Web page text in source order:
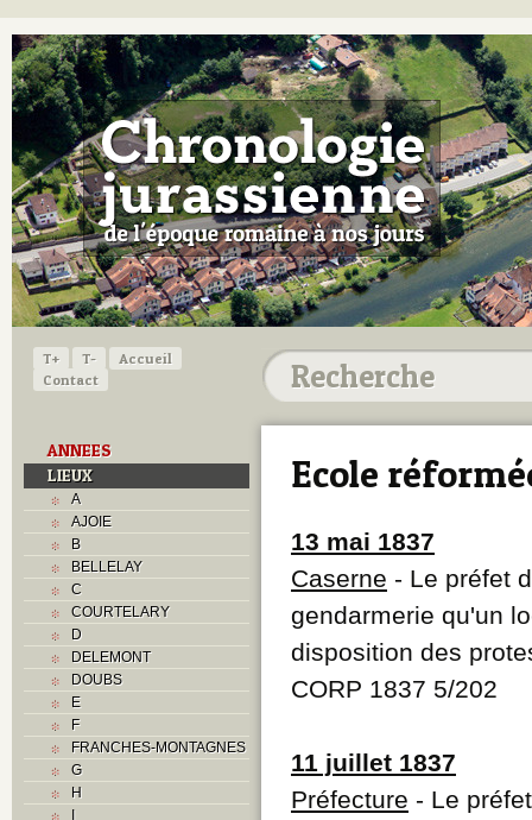
T+ T-
Accueil
Contact
ANNEES
LIEUX
A
AJOIE
B
BELLELAY
C
COURTELARY
D
DELEMONT
DOUBS
E
F
FRANCHES-MONTAGNES
G
H
I
Ecole
13 mai 1837
Caserne - Le préfet
gendarmerie qu'un
disposition des
CORP 1837 5/202
11 juillet 1837
Préfecture - Le